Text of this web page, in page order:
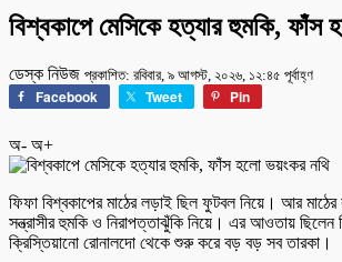
বিশ্বকাপে মেসিকে হত্যার হুমকি, ফাঁস
ডেস্ক নিউজ প্রকাশিত: রবিবার, ৯ আগস্ট, ২০২৬, ১২:৪৫ পূর্বাহ্ণ
Facebook Tweet Pin
অ- অ+
ফিফা বিশ্বকাপের মাঠের লড়াই ছিল ফুটবল নিয়ে। আর
সন্ত্রাসীর হুমকি ও নিরাপত্তাঝুঁকি নিয়ে। এর আওতায় ছিলেন
ক্রিস্তিয়ানো রোনালদো থেকে শুরু করে বড় বড় সব তারকা।